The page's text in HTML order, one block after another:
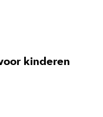
kinderen